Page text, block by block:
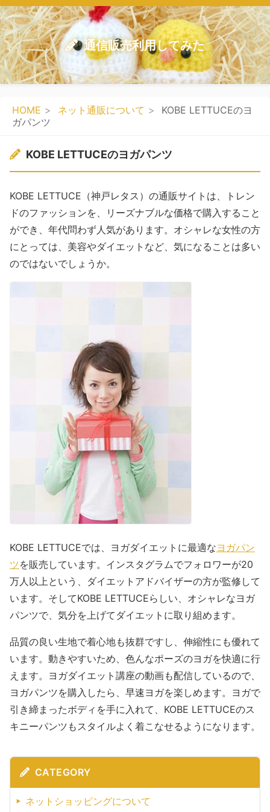
通信販売利用してみた
HOME ネット通販について
KOBE LETTUCEのヨ
ガパンツ
KOBE LETTUCEのヨガパンツ
KOBE LETTUCE（神戸レタス）の通販サイトは、トレン
ドのファッションを、リーズナブルな価格で購入すること
ができ、年代問わず人気があります。オシャレな女性の方
にとっては、美容やダイエットなど、気になることは多い
のではないでしょうか。
KOBE LETTUCEでは、ヨガダイエットに最適なヨガパン
ツを販売しています。インスタグラムでフォロワーが20
万人以上という、ダイエットアドバイザーの方が監修して
います。そしてKOBE LETTUCEらしい、オシャレなヨガ
パンツで、気分を上げてダイエットに取り組めます。
品質の良い生地で着心地も抜群ですし、伸縮性にも優れて
います。動きやすいため、色んなポーズのヨガを快適に行
えます。ヨガダイエット講座の動画も配信しているので、
ヨガパンツを購入したら、早速ヨガを楽しめます。ヨガで
引き締まったボディを手に入れて、KOBE LETTUCEのス
キニーパンツもスタイルよく着こなせるようになります。
CATEGORY
ネットショッピングについて